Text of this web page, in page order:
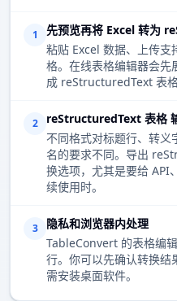
1
先预览再将 Excel 转为
粘贴 Excel 数据、上传支
格。在线表格编辑器会先
成 reStructuredText 表
2
reStructuredText 表格
不同格式对标题行、转
名的要求不同。导出
换选项，尤其是要给 API
续使用时。
3
隐私和浏览器内处理
TableConvert 的表格编
行。你可以先确认转换结
需安装桌面软件。